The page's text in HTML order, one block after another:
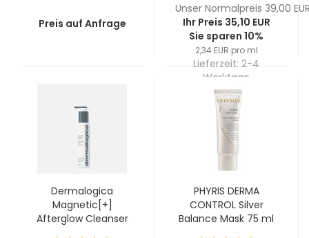
Preis auf Anfrage
Unser Normalpreis 39,00
Ihr Preis 35,10 EUR
Sie sparen 10%
2,34 EUR pro ml
Lieferzeit: 2-4
Werktage
Dermalogica
Magnetic[+]
Afterglow Cleanser
PHYRIS DERMA
CONTROL Silver
Balance Mask 75 ml